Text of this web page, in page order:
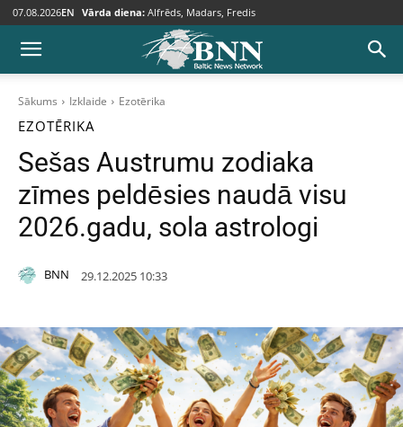
07.08.2026EN Vārda diena: Alfrēds, Madars, Fredis
Sākums Izklaide Ezotērika
EZOTĒRIKA
Sešas Austrumu zodiaka
zīmes peldēsies naudā visu
2026.gadu, sola astrologi
BNN 29.12.2025 10:33